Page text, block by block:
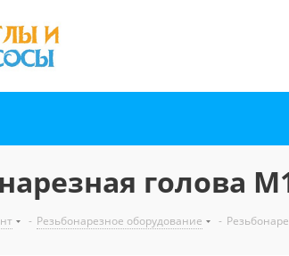
голова
- Резьбонарезное оборудование -